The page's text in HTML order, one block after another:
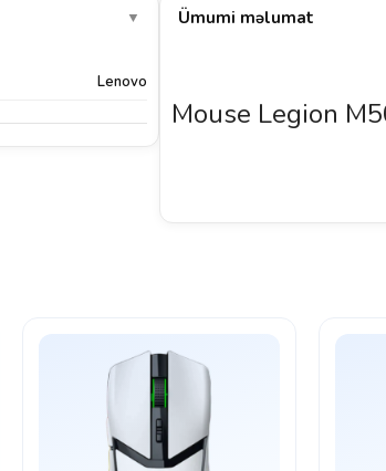
▼
Lenovo
Ümumi məlumat
Mouse Legion